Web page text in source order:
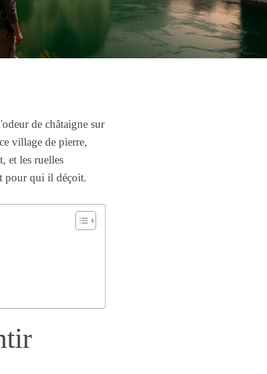
de châtaigne sur
village de pierre,
et les ruelles
pour qui il déçoit.